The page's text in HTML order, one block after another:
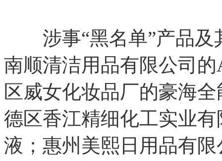
涉事“黑名单”产品及
南顺清洁用品有限公司
区威女化妆品厂的豪海
德区香江精细化工实业
液；惠州美熙日用品有